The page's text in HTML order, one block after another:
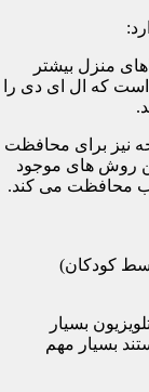
منزل بیشتر
است که ال ای دی را
نیز برای محافظت
روش های موجود
محافظت می کند.
کودکان)
بسیار
بسیار مهم